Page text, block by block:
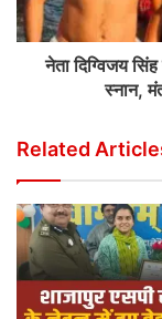
नेता दिग्विजय
स्नान,
Related